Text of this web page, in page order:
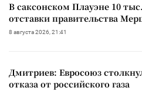
В саксонском Плауэне 10
отставки правительства
8 августа 2026, 21:41
Дмитриев: Евросоюз
отказа от российского газа